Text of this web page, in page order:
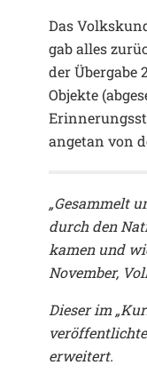
Das
gab alles
der Übergabe
Objekte
angetan von
„Gesammelt
durch den
kamen und
November,
Dieser im
erweitert.